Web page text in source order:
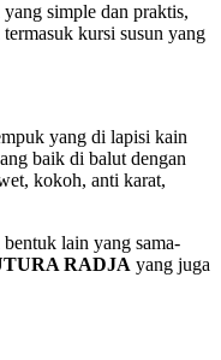
simple dan praktis,
kursi susun yang
yang di lapisi kain
baik di balut dengan
kokoh, anti karat,
lain yang sama-
RADJA yang juga